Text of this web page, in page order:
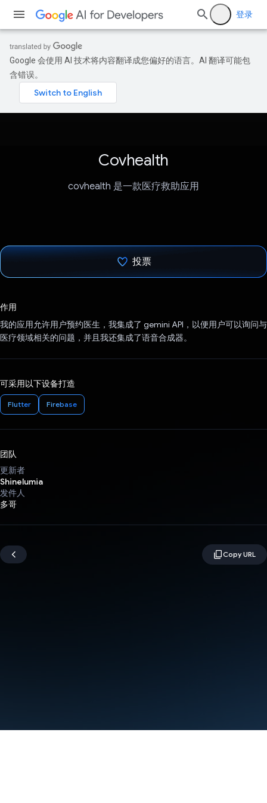
登录
Google 会使用 AI 技术将内容翻译成您偏好的语言。AI 翻译可能包
含错误。
Covhealth
covhealth 是一款医疗救助应用
投票
作用
我的应用允许用户预约医生，我集成了 gemini API，以便用户可以询问与
医疗领域相关的问题，并且我还集成了语音合成器。
可采用以下设备打造
Flutter Firebase
团队
更新者
Shinelumia
发件人
多哥